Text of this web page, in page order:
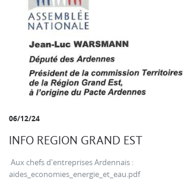
06/12/24
INFO REGION GRAND EST
Aux chefs d'entreprises Ardennais :
aides_economies_energie_et_eau.pdf